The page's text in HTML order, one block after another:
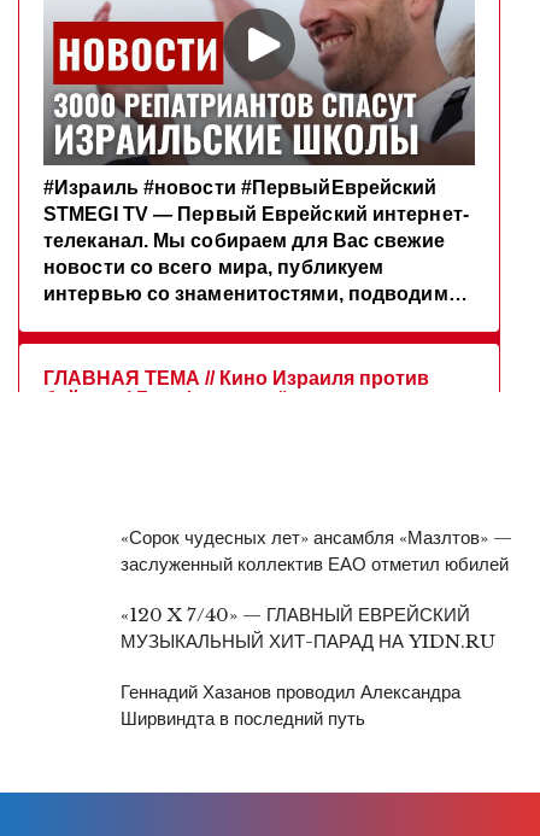
«Сорок чудесных лет» ансамбля «Мазлтов» —
заслуженный коллектив ЕАО отметил юбилей
«120 X 7/40» — ГЛАВНЫЙ ЕВРЕЙСКИЙ
МУЗЫКАЛЬНЫЙ ХИТ-ПАРАД НА YIDN.RU
Геннадий Хазанов проводил Александра
Ширвиндта в последний путь